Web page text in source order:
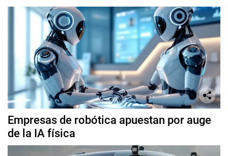
Empresas de robótica apuestan por auge
de la IA física